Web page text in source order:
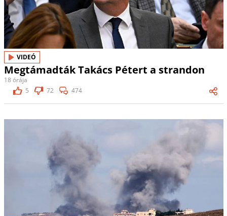
VIDEÓ
Megtámadták Takács Pétert a strandon
18 órája
5
72 474